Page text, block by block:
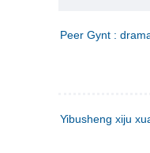
Peer Gynt :
Yibusheng xiju